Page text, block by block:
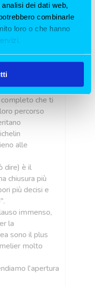
dei dati web,
combinarle
loro o che hanno
dire grazie!
sede ed
favolosa!
che ti
percorso
alle
dire) è il
chiusura più
più decisi e
immenso,
la
sono il plus
molto
l'apertura